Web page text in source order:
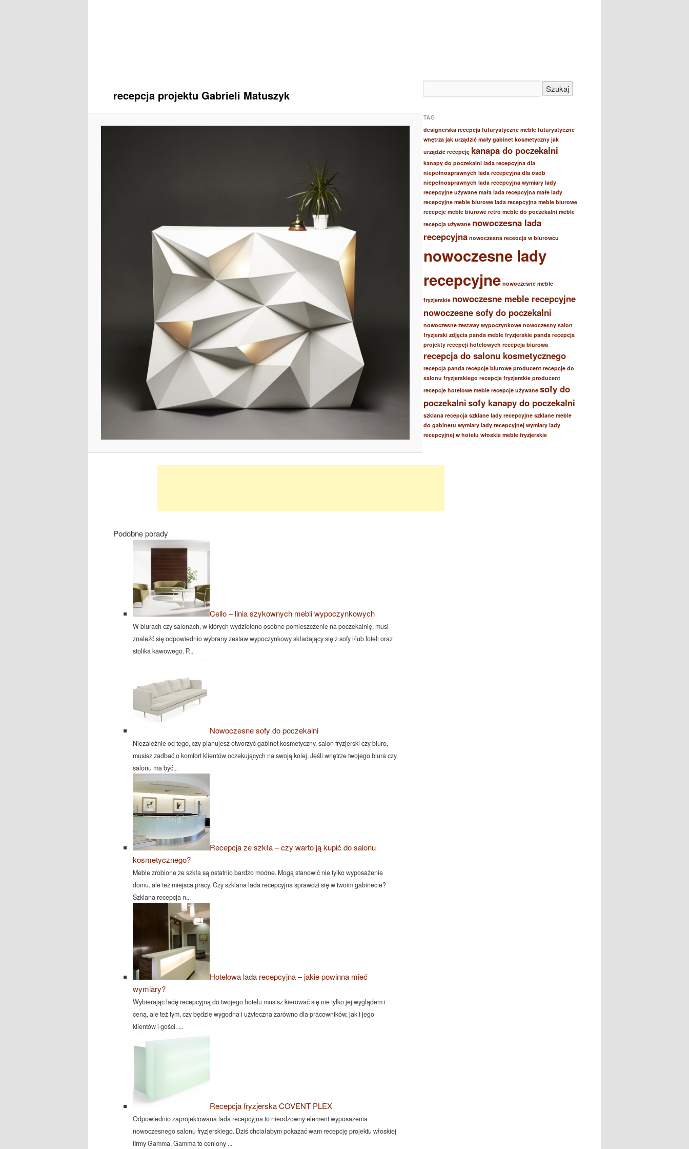
recepcja projektu Gabrieli Matuszyk
Podobne porady
Cello – linia szykownych mebli wypoczynkowych
W biurach czy salonach, w których wydzielono osobne pomieszczenie na poczekalnię, musi
znaleźć się odpowiednio wybrany zestaw wypoczynkowy składający się z sofy i/lub foteli oraz
stolika kawowego. P...
Nowoczesne sofy do poczekalni
Niezależnie od tego, czy planujesz otworzyć gabinet kosmetyczny, salon fryzjerski czy biuro,
musisz zadbać o komfort klientów oczekujących na swoją kolej. Jeśli wnętrze twojego biura czy
salonu ma być...
Recepcja ze szkła – czy warto ją kupić do salonu
kosmetycznego?
Meble zrobione ze szkła są ostatnio bardzo modne. Mogą stanowić nie tylko wyposażenie
domu, ale też miejsca pracy. Czy szklana lada recepcyjna sprawdzi się w twoim gabinecie?
Szklana recepcja n...
Hotelowa lada recepcyjna – jakie powinna mieć
wymiary?
Wybierając ladę recepcyjną do twojego hotelu musisz kierować się nie tylko jej wyglądem i
ceną, ale też tym, czy będzie wygodna i użyteczna zarówno dla pracowników, jak i jego
klientów i gości. ...
Recepcja fryzjerska COVENT PLEX
Odpowiednio zaprojektowana lada recepcyjna to nieodzowny element wyposażenia
nowoczesnego salonu fryzjerskiego. Dziś chciałabym pokazać wam recepcję projektu włoskiej
firmy Gamma. Gamma to ceniony ...
TAGI
designerska recepcja futurystyczne meble futurystyczne
wnętrza jak urządzić mały gabinet kosmetyczny jak
urządzić recepcję kanapa do poczekalni
kanapy do poczekalni lada recepcyjna dla
niepełnosprawnych lada recepcyjna dla osób
niepełnosprawnych lada recepcyjna wymiary lady
recepcyjne używane mała lada recepcyjna małe lady
recepcyjne meble biurowe lada recepcyjna meble biurowe
recepcje meble biurowe retro meble do poczekalni meble
recepcja używane nowoczesna lada
recepcyjna nowoczesna receocja w biurowcu
nowoczesne lady
recepcyjne nowoczesne meble
fryzjerskie nowoczesne meble recepcyjne
nowoczesne sofy do poczekalni
nowoczesne zestawy wypoczynkowe nowoczesny salon
fryzjerski zdjęcia panda meble fryzjerskie panda recepcja
projekty recepcji hotelowych recepcja biurowa
recepcja do salonu kosmetycznego
recepcja panda recepcje biurowe producent recepcje do
salonu fryzjerskiego recepcje fryzjerskie producent
recepcje hotelowe meble recepcje używane sofy do
poczekalnisofy kanapy do poczekalni
szklana recepcja szklane lady recepcyjne szklane meble
do gabinetu wymiary lady recepcyjnej wymiary lady
recepcyjnej w hotelu włoskie meble fryzjerskie